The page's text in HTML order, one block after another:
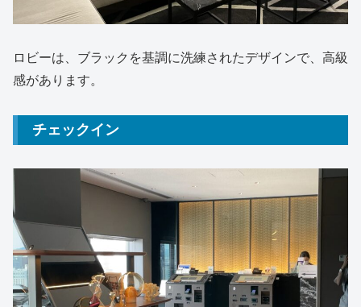
ロビーは、ブラックを基調に洗練されたデザインで、高級
感があります。
チェックイン